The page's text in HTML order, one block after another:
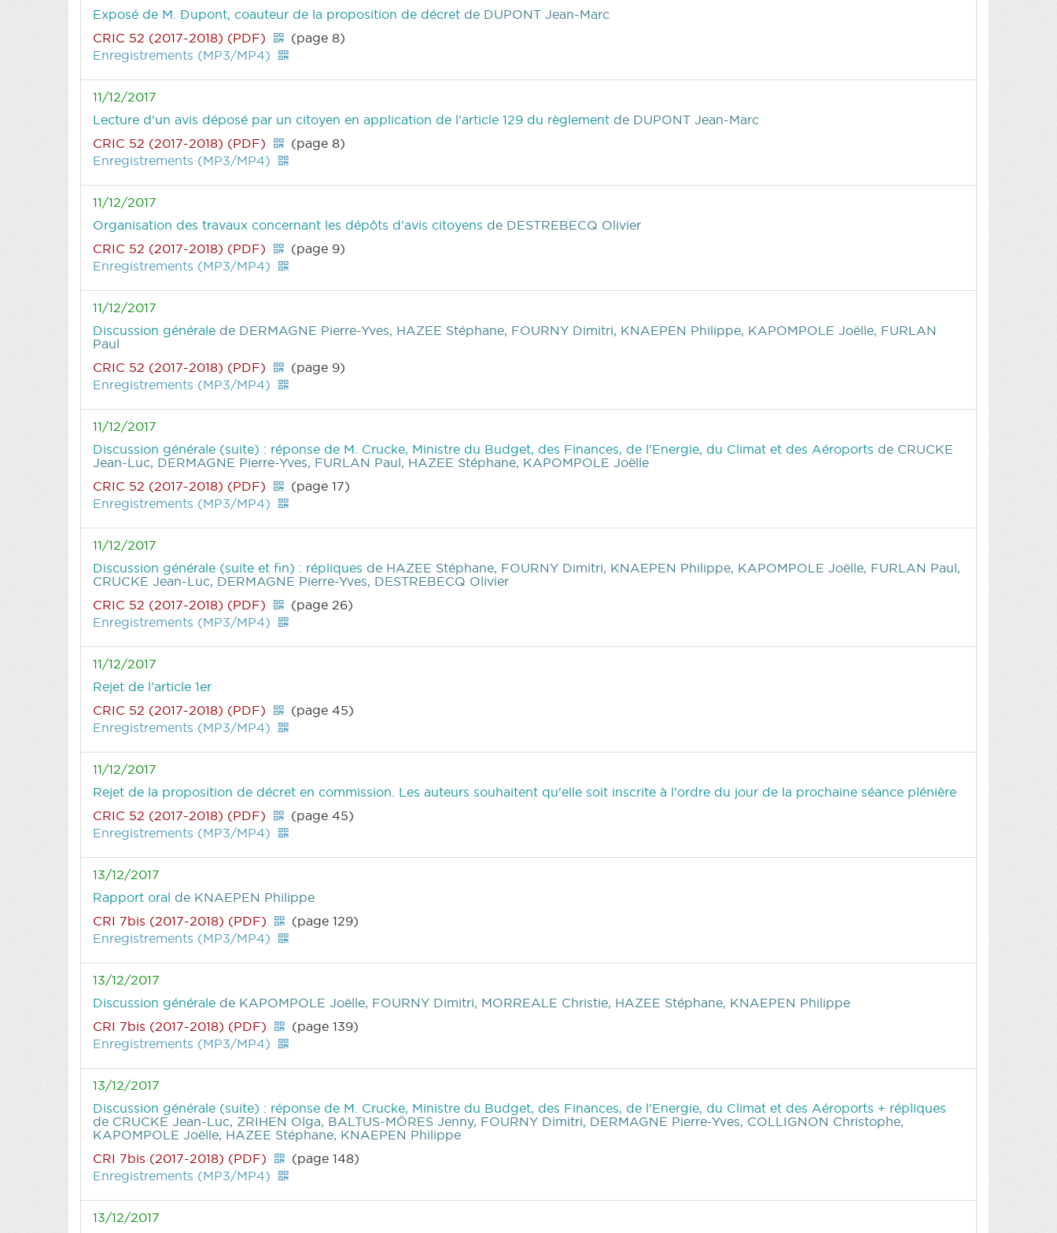
Exposé de M. Dupont, coauteur de la proposition de décret de DUPONT Jean-Marc
CRIC 52 (2017-2018) (PDF)
(page 8)
Enregistrements (MP3/MP4)
11/12/2017
Lecture d'un avis déposé par un citoyen en application de l'article 129 du règlement de DUPONT Jean-Marc
CRIC 52 (2017-2018) (PDF)
(page 8)
Enregistrements (MP3/MP4)
11/12/2017
Organisation des travaux concernant les dépôts d'avis citoyens de DESTREBECQ Olivier
CRIC 52 (2017-2018) (PDF)
(page 9)
Enregistrements (MP3/MP4)
11/12/2017
Discussion générale de DERMAGNE Pierre-Yves, HAZEE Stéphane, FOURNY Dimitri, KNAEPEN Philippe, KAPOMPOLE Joëlle, FURLAN
Paul
CRIC 52 (2017-2018) (PDF)
(page 9)
Enregistrements (MP3/MP4)
11/12/2017
Discussion générale (suite) : réponse de M. Crucke, Ministre du Budget, des Finances, de l'Energie, du Climat et des Aéroports de CRUCKE
Jean-Luc, DERMAGNE Pierre-Yves, FURLAN Paul, HAZEE Stéphane, KAPOMPOLE Joëlle
CRIC 52 (2017-2018) (PDF)
(page 17)
Enregistrements (MP3/MP4)
11/12/2017
Discussion générale (suite et fin) : répliques de HAZEE Stéphane, FOURNY Dimitri, KNAEPEN Philippe, KAPOMPOLE Joëlle, FURLAN Paul,
CRUCKE Jean-Luc, DERMAGNE Pierre-Yves, DESTREBECQ Olivier
CRIC 52 (2017-2018) (PDF)
(page 26)
Enregistrements (MP3/MP4)
11/12/2017
Rejet de l'article 1er
CRIC 52 (2017-2018) (PDF)
(page 45)
Enregistrements (MP3/MP4)
11/12/2017
Rejet de la proposition de décret en commission. Les auteurs souhaitent qu'elle soit inscrite à l'ordre du jour de la prochaine séance plénière
CRIC 52 (2017-2018) (PDF)
(page 45)
Enregistrements (MP3/MP4)
13/12/2017
Rapport oral de KNAEPEN Philippe
CRI 7bis (2017-2018) (PDF)
(page 129)
Enregistrements (MP3/MP4)
13/12/2017
Discussion générale de KAPOMPOLE Joëlle, FOURNY Dimitri, MORREALE Christie, HAZEE Stéphane, KNAEPEN Philippe
CRI 7bis (2017-2018) (PDF)
(page 139)
Enregistrements (MP3/MP4)
13/12/2017
Discussion générale (suite) : réponse de M. Crucke, Ministre du Budget, des Finances, de l'Energie, du Climat et des Aéroports + répliques
de CRUCKE Jean-Luc, ZRIHEN Olga, BALTUS-MÖRES Jenny, FOURNY Dimitri, DERMAGNE Pierre-Yves, COLLIGNON Christophe,
KAPOMPOLE Joëlle, HAZEE Stéphane, KNAEPEN Philippe
CRI 7bis (2017-2018) (PDF)
(page 148)
Enregistrements (MP3/MP4)
13/12/2017